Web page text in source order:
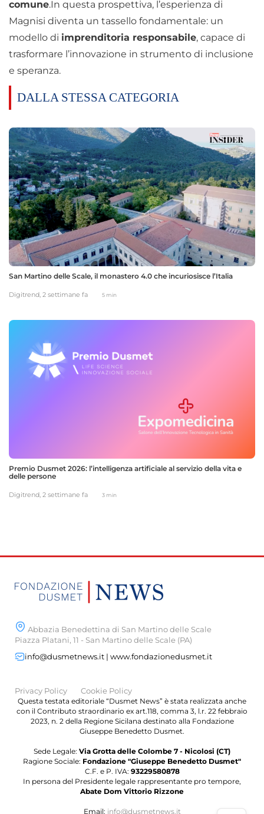
comune.In questa prospettiva, l’esperienza di
Magnisi diventa un tassello fondamentale: un
modello di imprenditoria responsabile, capace di
trasformare l’innovazione in strumento di inclusione
e speranza.
DALLA STESSA CATEGORIA
San Martino delle Scale, il monastero 4.0 che incuriosisce l’Italia
Digitrend, 2 settimane fa 5 min
Premio Dusmet 2026: l’intelligenza artificiale al servizio della vita e
delle persone
Digitrend, 2 settimane fa 3 min
Abbazia Benedettina di San Martino delle Scale
Piazza Platani, 11 - San Martino delle Scale (PA)
info@dusmetnews.it | www.fondazionedusmet.it
Privacy Policy Cookie Policy
Questa testata editoriale “Dusmet News” è stata realizzata anche
con il Contributo straordinario ex art.118, comma 3, l.r. 22 febbraio
2023, n. 2 della Regione Sicilana destinato alla Fondazione
Giuseppe Benedetto Dusmet.
Sede Legale: Via Grotta delle Colombe 7 - Nicolosi (CT)
Ragione Sociale: Fondazione "Giuseppe Benedetto Dusmet"
C.F. e P. IVA: 93229580878
In persona del Presidente legale rappresentante pro tempore,
Abate Dom Vittorio Rizzone
Email: info@dusmetnews.it